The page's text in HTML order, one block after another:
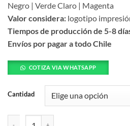
Negro | Verde Claro | Magenta
Valor considera: logotipo
Tiempos de producción de 5-8
Envíos por pagar a todo Chile
COTIZA VIA WHATSAPP
Cantidad